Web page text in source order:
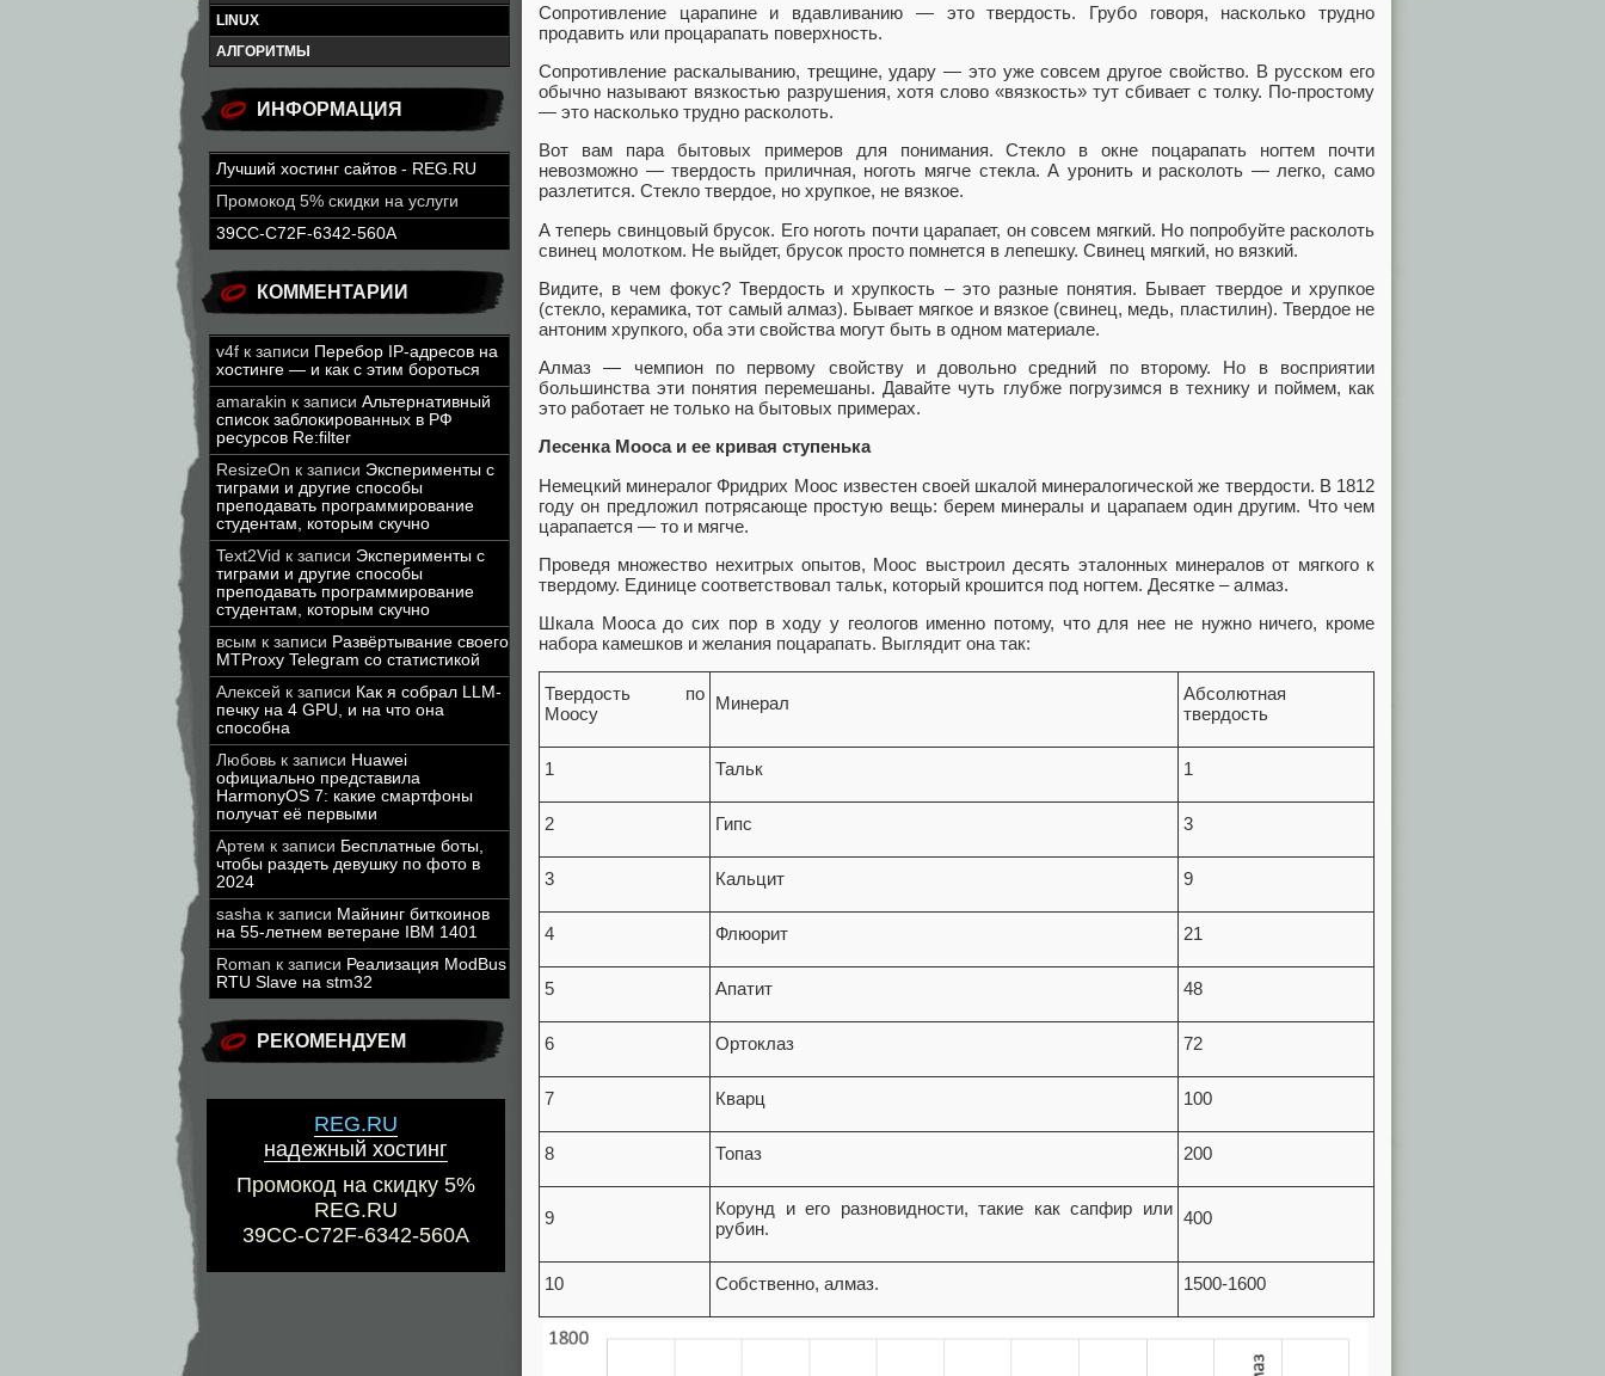
LINUX
АЛГОРИТМЫ
ИНФОРМАЦИЯ
Лучший хостинг сайтов - REG.RU
Промокод 5% скидки на услуги
39CC-C72F-6342-560A
КОММЕНТАРИИ
v4f к записи Перебор IP-адресов на
хостинге — и как с этим бороться
amarakin к записи Альтернативный
список заблокированных в РФ
ресурсов Re:filter
ResizeOn к записи Эксперименты с
тиграми и другие способы
преподавать программирование
студентам, которым скучно
Text2Vid к записи Эксперименты с
тиграми и другие способы
преподавать программирование
студентам, которым скучно
всым к записи Развёртывание своего
MTProxy Telegram со статистикой
Алексей к записи Как я собрал LLM-
печку на 4 GPU, и на что она
способна
Любовь к записи Huawei
официально представила
HarmonyOS 7: какие смартфоны
получат её первыми
Артем к записи Бесплатные боты,
чтобы раздеть девушку по фото в
2024
sasha к записи Майнинг биткоинов
на 55-летнем ветеране IBM 1401
Roman к записи Реализация ModBus
RTU Slave на stm32
РЕКОМЕНДУЕМ
REG.RU
надежный хостинг
Промокод на скидку 5%
REG.RU
39CC-C72F-6342-560A
Сопротивление царапине и вдавливанию — это твердость. Грубо говоря, насколько трудно
продавить или процарапать поверхность.
Сопротивление раскалыванию, трещине, удару — это уже совсем другое свойство. В русском его
обычно называют вязкостью разрушения, хотя слово «вязкость» тут сбивает с толку. По-простому
— это насколько трудно расколоть.
Вот вам пара бытовых примеров для понимания. Стекло в окне поцарапать ногтем почти
невозможно — твердость приличная, ноготь мягче стекла. А уронить и расколоть — легко, само
разлетится. Стекло твердое, но хрупкое, не вязкое.
А теперь свинцовый брусок. Его ноготь почти царапает, он совсем мягкий. Но попробуйте расколоть
свинец молотком. Не выйдет, брусок просто помнется в лепешку. Свинец мягкий, но вязкий.
Видите, в чем фокус? Твердость и хрупкость – это разные понятия. Бывает твердое и хрупкое
(стекло, керамика, тот самый алмаз). Бывает мягкое и вязкое (свинец, медь, пластилин). Твердое не
антоним хрупкого, оба эти свойства могут быть в одном материале.
Алмаз — чемпион по первому свойству и довольно средний по второму. Но в восприятии
большинства эти понятия перемешаны. Давайте чуть глубже погрузимся в технику и поймем, как
это работает не только на бытовых примерах.
Лесенка Мооса и ее кривая ступенька
Немецкий минералог Фридрих Моос известен своей шкалой минералогической же твердости. В 1812
году он предложил потрясающе простую вещь: берем минералы и царапаем один другим. Что чем
царапается — то и мягче.
Проведя множество нехитрых опытов, Моос выстроил десять эталонных минералов от мягкого к
твердому. Единице соответствовал тальк, который крошится под ногтем. Десятке – алмаз.
Шкала Мооса до сих пор в ходу у геологов именно потому, что для нее не нужно ничего, кроме
набора камешков и желания поцарапать. Выглядит она так:
Твердость по
Моосу
Минерал
Абсолютная
твердость
1 Тальк 1
2 Гипс 3
3 Кальцит 9
4 Флюорит 21
5 Апатит 48
6 Ортоклаз 72
7 Кварц 100
8 Топаз 200
9
Корунд и его разновидности, такие как сапфир или
рубин.
400
10 Собственно, алмаз. 1500-1600